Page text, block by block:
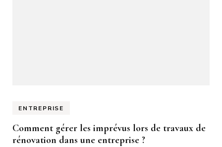
ENTREPRISE
Comment gérer les imprévus lors de travaux de
rénovation dans une entreprise ?